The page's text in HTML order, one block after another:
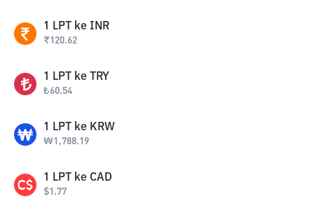
1 LPT ke INR
₹120.62
1 LPT ke TRY
₺60.54
1 LPT ke KRW
₩1,788.19
1 LPT ke CAD
$1.77